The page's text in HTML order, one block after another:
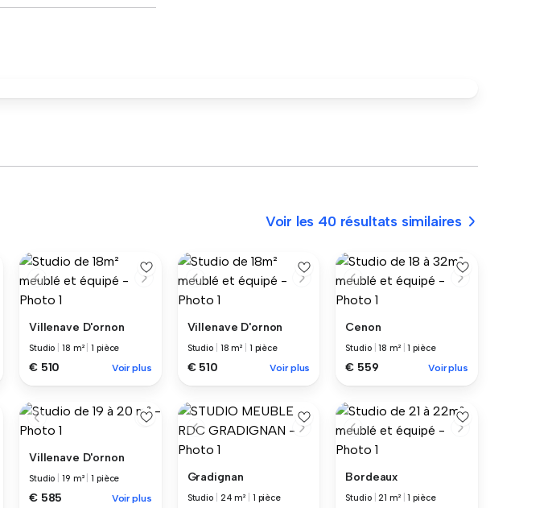
Voir les 40 résultats similaires
Villenave D'ornon
Studio 18 m² |1 pièce
€ 510 Voir plus
Villenave D'ornon
Studio 18 m² 1 pièce
€ 510 Voir plus
Cenon
Studio |18 m² |1 pièce
€ 559 Voir plus
Villenave D'ornon
Studio 19 m² |1 pièce
€ 585 Voir plus
Gradignan
Studio 24 m² 1 pièce
Bordeaux
Studio |21 m² |1 pièce